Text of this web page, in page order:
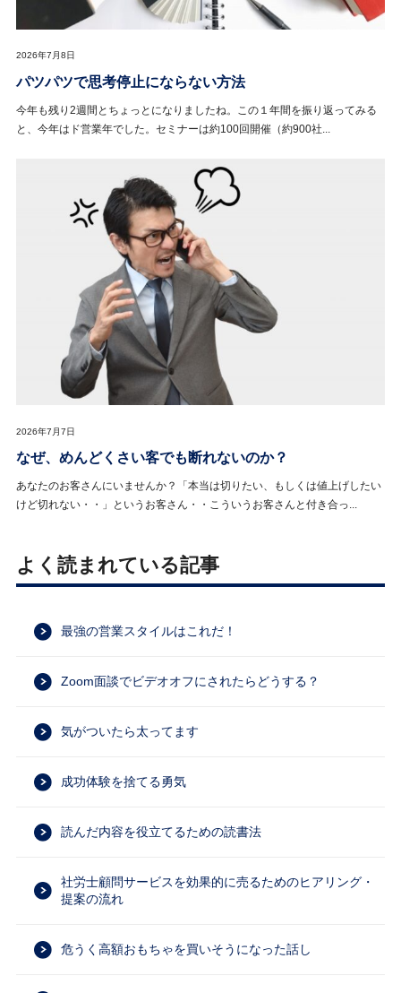
2026年7月8日
パツパツで思考停止にならない方法
今年も残り2週間とちょっとになりましたね。この１年間を振り返ってみる
と、今年はド営業年でした。セミナーは約100回開催（約900社...
2026年7月7日
なぜ、めんどくさい客でも断れないのか？
あなたのお客さんにいませんか？「本当は切りたい、もしくは値上げしたい
けど切れない・・」というお客さん・・こういうお客さんと付き合っ...
よく読まれている記事
最強の営業スタイルはこれだ！
Zoom面談でビデオオフにされたらどうする？
気がついたら太ってます
成功体験を捨てる勇気
読んだ内容を役立てるための読書法
社労士顧問サービスを効果的に売るためのヒアリング・
提案の流れ
危うく高額おもちゃを買いそうになった話し